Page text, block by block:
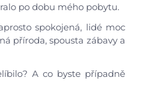
po dobu mého pobytu.
spokojená, lidé moc
příroda, spousta zábavy a
A co byste případně